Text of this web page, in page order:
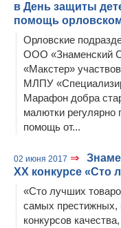
в День защиты
помощь
Орловские
ООО «Знаменский
«Макстер»
МЛПУ
Марафон добра
малютки регулярно
помощь от...
02 июня 2017 ⇒
ХХ конкурсе «Сто
«Сто лучших
самых престижных,
конкурсов